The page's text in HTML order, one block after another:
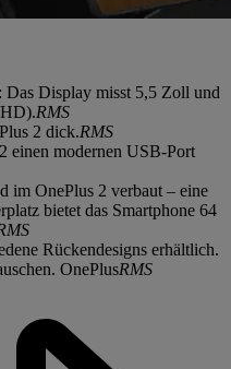
Display misst 5,5 Zoll und
RMS
2 dick.RMS
einen modernen USB-Port
im OnePlus 2 verbaut – eine
bietet das Smartphone 64
Rückendesigns erhältlich.
OnePlusRMS